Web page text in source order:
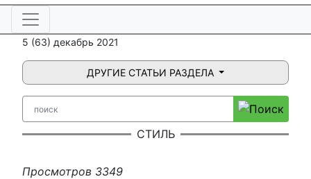
5 (63) декабрь 2021
ДРУГИЕ СТАТЬИ РАЗДЕЛА
СТИЛЬ
Просмотров 3349